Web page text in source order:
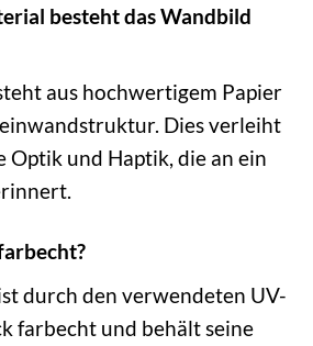
besteht das Wandbild
aus hochwertigem Papier
Dies verleiht
Optik und Haptik, die an ein
durch den verwendeten UV-
farbecht und behält seine